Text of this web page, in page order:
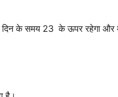
दिन के समय 23 के ऊपर रहेगा